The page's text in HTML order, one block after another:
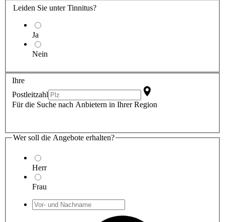
Leiden Sie unter Tinnitus?
Ja
Nein
Ihre
Postleitzahl
Für die Suche nach Anbietern in Ihrer Region
Wer soll die Angebote erhalten?
Herr
Frau